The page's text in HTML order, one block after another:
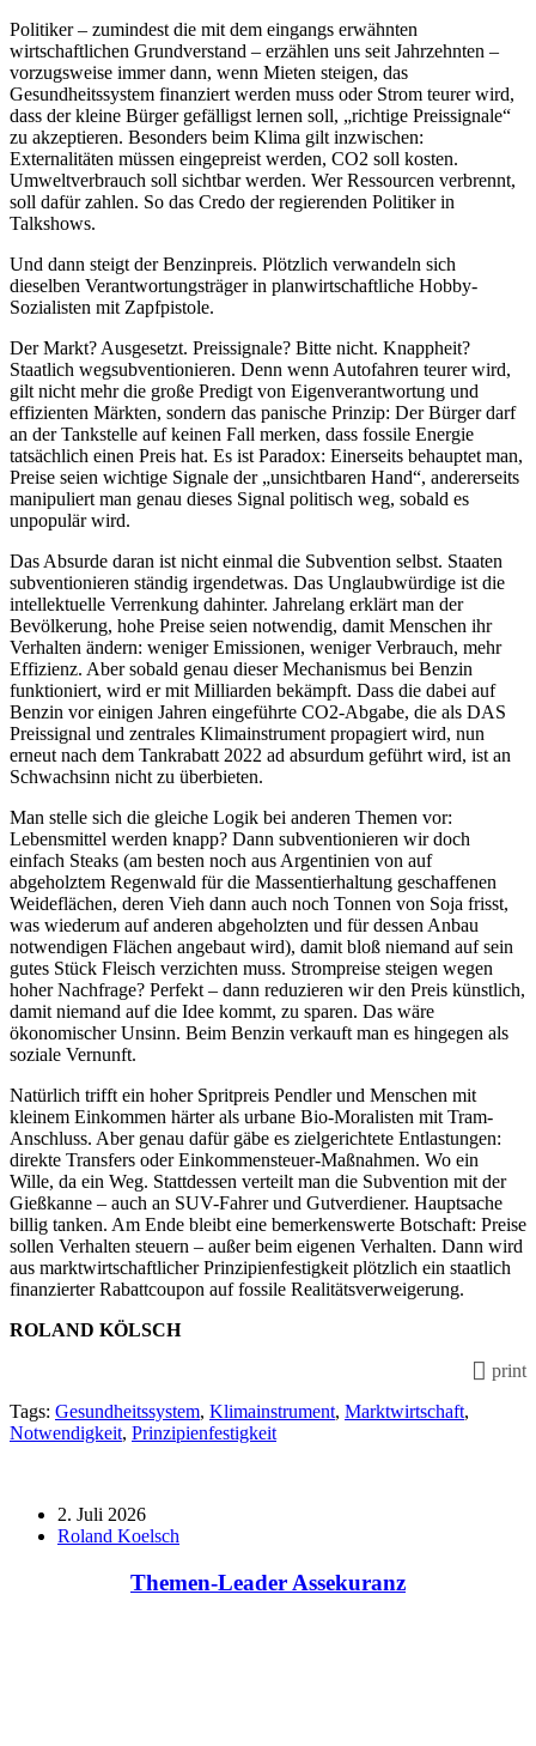
Politiker – zumindest die mit dem eingangs erwähnten
wirtschaftlichen Grundverstand – erzählen uns seit Jahrzehnten –
vorzugsweise immer dann, wenn Mieten steigen, das
Gesundheitssystem finanziert werden muss oder Strom teurer wird,
dass der kleine Bürger gefälligst lernen soll, „richtige Preissignale“
zu akzeptieren. Besonders beim Klima gilt inzwischen:
Externalitäten müssen eingepreist werden, CO2 soll kosten.
Umweltverbrauch soll sichtbar werden. Wer Ressourcen verbrennt,
soll dafür zahlen. So das Credo der regierenden Politiker in
Talkshows.
Und dann steigt der Benzinpreis. Plötzlich verwandeln sich
dieselben Verantwortungsträger in planwirtschaftliche Hobby-
Sozialisten mit Zapfpistole.
Der Markt? Ausgesetzt. Preissignale? Bitte nicht. Knappheit?
Staatlich wegsubventionieren. Denn wenn Autofahren teurer wird,
gilt nicht mehr die große Predigt von Eigenverantwortung und
effizienten Märkten, sondern das panische Prinzip: Der Bürger darf
an der Tankstelle auf keinen Fall merken, dass fossile Energie
tatsächlich einen Preis hat. Es ist Paradox: Einerseits behauptet man,
Preise seien wichtige Signale der „unsichtbaren Hand“, andererseits
manipuliert man genau dieses Signal politisch weg, sobald es
unpopulär wird.
Das Absurde daran ist nicht einmal die Subvention selbst. Staaten
subventionieren ständig irgendetwas. Das Unglaubwürdige ist die
intellektuelle Verrenkung dahinter. Jahrelang erklärt man der
Bevölkerung, hohe Preise seien notwendig, damit Menschen ihr
Verhalten ändern: weniger Emissionen, weniger Verbrauch, mehr
Effizienz. Aber sobald genau dieser Mechanismus bei Benzin
funktioniert, wird er mit Milliarden bekämpft. Dass die dabei auf
Benzin vor einigen Jahren eingeführte CO2-Abgabe, die als DAS
Preissignal und zentrales Klimainstrument propagiert wird, nun
erneut nach dem Tankrabatt 2022 ad absurdum geführt wird, ist an
Schwachsinn nicht zu überbieten.
Man stelle sich die gleiche Logik bei anderen Themen vor:
Lebensmittel werden knapp? Dann subventionieren wir doch
einfach Steaks (am besten noch aus Argentinien von auf
abgeholztem Regenwald für die Massentierhaltung geschaffenen
Weideflächen, deren Vieh dann auch noch Tonnen von Soja frisst,
was wiederum auf anderen abgeholzten und für dessen Anbau
notwendigen Flächen angebaut wird), damit bloß niemand auf sein
gutes Stück Fleisch verzichten muss. Strompreise steigen wegen
hoher Nachfrage? Perfekt – dann reduzieren wir den Preis künstlich,
damit niemand auf die Idee kommt, zu sparen. Das wäre
ökonomischer Unsinn. Beim Benzin verkauft man es hingegen als
soziale Vernunft.
Natürlich trifft ein hoher Spritpreis Pendler und Menschen mit
kleinem Einkommen härter als urbane Bio-Moralisten mit Tram-
Anschluss. Aber genau dafür gäbe es zielgerichtete Entlastungen:
direkte Transfers oder Einkommensteuer-Maßnahmen. Wo ein
Wille, da ein Weg. Stattdessen verteilt man die Subvention mit der
Gießkanne – auch an SUV-Fahrer und Gutverdiener. Hauptsache
billig tanken. Am Ende bleibt eine bemerkenswerte Botschaft: Preise
sollen Verhalten steuern – außer beim eigenen Verhalten. Dann wird
aus marktwirtschaftlicher Prinzipienfestigkeit plötzlich ein staatlich
finanzierter Rabattcoupon auf fossile Realitätsverweigerung.
ROLAND KÖLSCH
print
Tags: Gesundheitssystem, Klimainstrument, Marktwirtschaft,
Notwendigkeit, Prinzipienfestigkeit
2. Juli 2026
Roland Koelsch
Themen-Leader Assekuranz